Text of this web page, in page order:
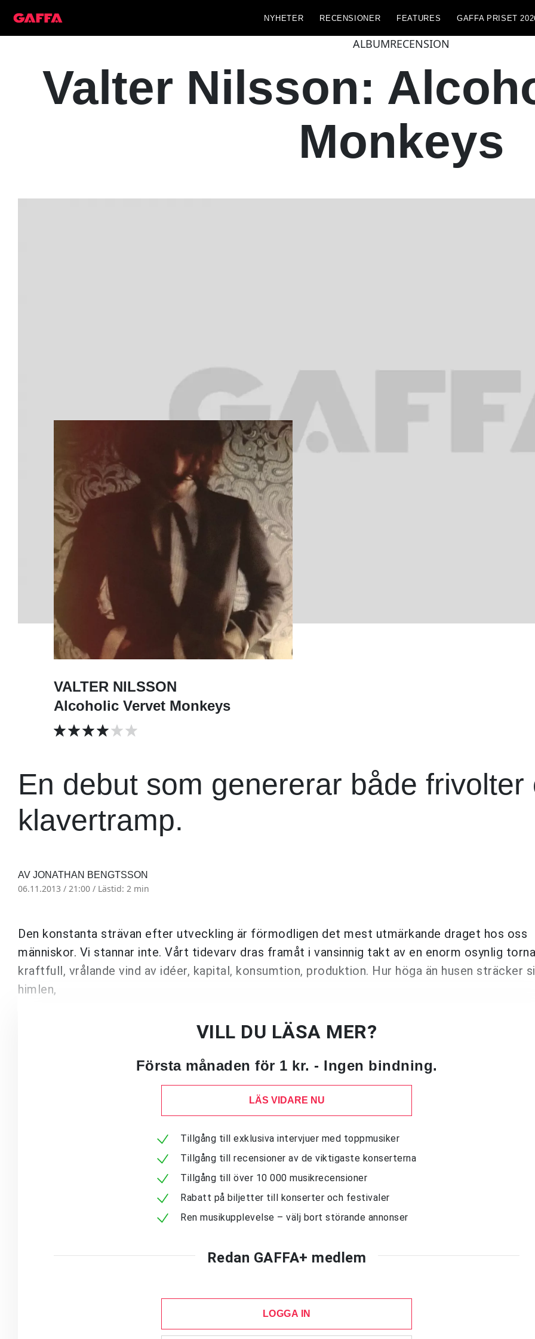
NYHETER RECENSIONER FEATURES GAFFA PRISET
ALBUMRECENSION
Valter Nilsson:
Monkeys
VALTER NILSSON
Alcoholic Vervet Monkeys
En debut som genererar både frivolter
klavertramp.
AV JONATHAN BENGTSSON
06.11.2013 / 21:00 / Lästid: 2 min
Den konstanta strävan efter utveckling är förmodligen det mest utmärkande draget hos oss
människor. Vi stannar inte. Vårt tidevarv dras framåt i vansinnig takt av en enorm osynlig
kraftfull, vrålande vind av idéer, kapital, konsumtion, produktion. Hur höga än husen sträcker
himlen,
VILL DU LÄSA MER?
Första månaden för 1 kr. - Ingen bindning.
LÄS VIDARE NU
Tillgång till exklusiva intervjuer med toppmusiker
Tillgång till recensioner av de viktigaste konserterna
Tillgång till över 10 000 musikrecensioner
Rabatt på biljetter till konserter och festivaler
Ren musikupplevelse – välj bort störande annonser
Redan GAFFA+ medlem
LOGGA IN